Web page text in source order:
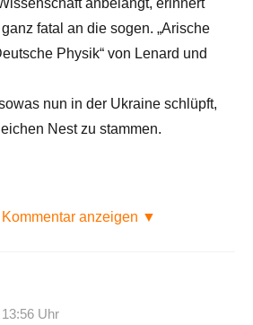
fatal an die sogen. „Arische
Physik“ von Lenard und
nun in der Ukraine schlüpft,
Nest zu stammen.
anzeigen ▼
Uhr